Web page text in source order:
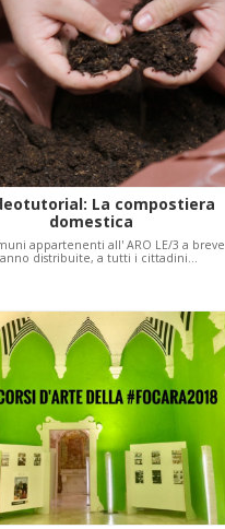
La compostiera
domestica
appartenenti all' ARO LE/3 a breve
distribuite, a tutti i cittadini…